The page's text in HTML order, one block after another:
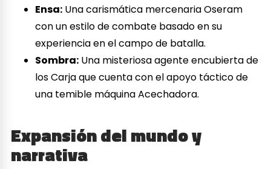
Ensa: Una carismática mercenaria Oseram
con un estilo de combate basado en su
experiencia en el campo de batalla.
Sombra: Una misteriosa agente encubierta de
los Carja que cuenta con el apoyo táctico de
una temible máquina Acechadora.
Expansión del mundo y
narrativa